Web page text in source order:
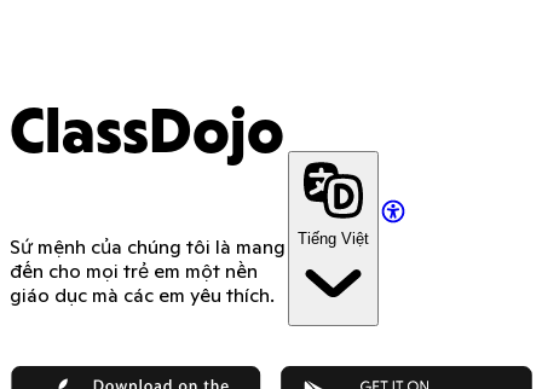
ClassDojo
Sứ mệnh của chúng tôi là mang
đến cho mọi trẻ em một nền
giáo dục mà các em yêu thích.
Tiếng Việt
App Store Google Play